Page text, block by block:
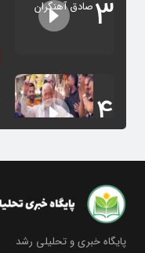
3
4
5
پایگاه خبری و تحلیلی رشد